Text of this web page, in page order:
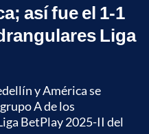
así fue el 1-1
Liga
y América se
A de los
BetPlay 2025-II del